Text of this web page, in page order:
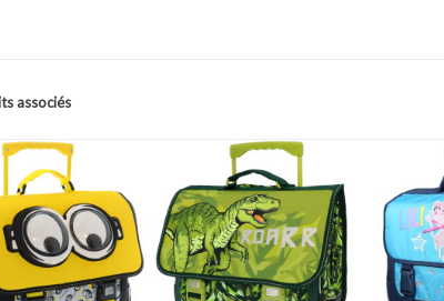
associés